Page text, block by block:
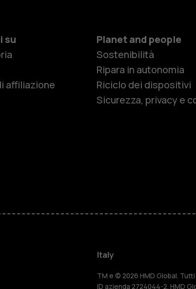
Smartphone
Cellulari
HMD Terra
Per le
su
affiliazione
Planet and people
Sostenibilità
Ripara in autonomia
Riciclo dei dispositivi
Sicurezza, privacy e
Italy
TM e © 2026 HMD Global.
ID azienda 2724044-2. HMD